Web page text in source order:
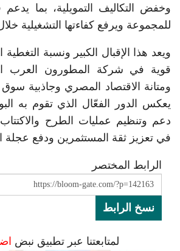
وخفض التكاليف التمويلية، بما يدعم
للمجموعة ويرفع كفاءتها التشغيلية
ويعد هذا الإقبال الكبير ونسبة
قوية في شركة المطورون العرب
ومتانة الاقتصاد المصري وجاذبية
يعكس الدور الفعّال الذي تقوم به
دعم وتنظيم عمليات الطرح
في تعزيز ثقة المستثمرين ودفع عجلة
الرابط المختصر
نسخ الرابط
لمتابعتنا عبر تطبيق نبض